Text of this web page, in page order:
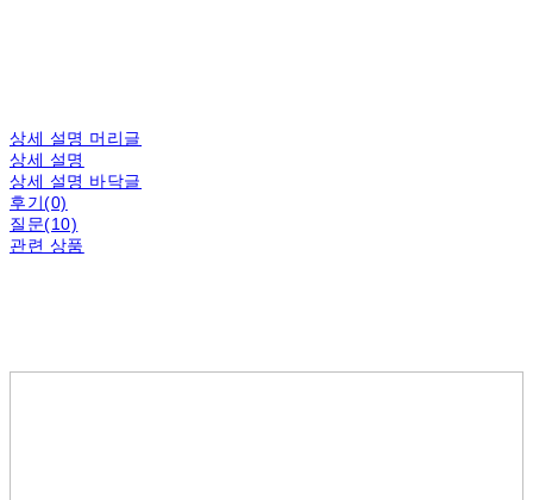
상세 설명 머리글
상세 설명
상세 설명 바닥글
후기(0)
질문(10)
관련 상품